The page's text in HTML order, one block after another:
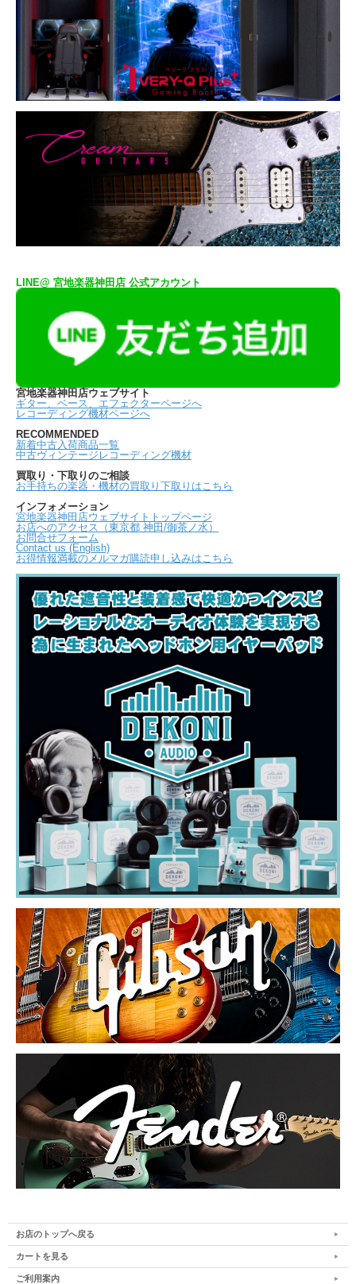
LINE@ 宮地楽器神田店 公式アカウント
宮地楽器神田店ウェブサイト
ギター、ベース、エフェクターページへ
レコーディング機材ページへ
RECOMMENDED
新着中古入荷商品一覧
中古ヴィンテージレコーディング機材
買取り・下取りのご相談
お手持ちの楽器・機材の買取り下取りはこちら
インフォメーション
宮地楽器神田店ウェブサイトトップページ
お店へのアクセス（東京都 神田/御茶ノ水）
お問合せフォーム
Contact us (English)
お得情報満載のメルマガ購読申し込みはこちら
お店のトップへ戻る
カートを見る
ご利用案内